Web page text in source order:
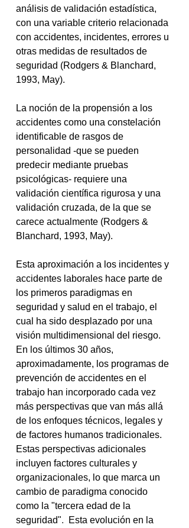
análisis de validación estadística,
con una variable criterio relacionada
con accidentes, incidentes, errores u
otras medidas de resultados de
seguridad (Rodgers & Blanchard,
1993, May).
La noción de la propensión a los
accidentes como una constelación
identificable de rasgos de
personalidad -que se pueden
predecir mediante pruebas
psicológicas- requiere una
validación científica rigurosa y una
validación cruzada, de la que se
carece actualmente (Rodgers &
Blanchard, 1993, May).
Esta aproximación a los incidentes y
accidentes laborales hace parte de
los primeros paradigmas en
seguridad y salud en el trabajo, el
cual ha sido desplazado por una
visión multidimensional del riesgo.
En los últimos 30 años,
aproximadamente, los programas de
prevención de accidentes en el
trabajo han incorporado cada vez
más perspectivas que van más allá
de los enfoques técnicos, legales y
de factores humanos tradicionales.
Estas perspectivas adicionales
incluyen factores culturales y
organizacionales, lo que marca un
cambio de paradigma conocido
como la "tercera edad de la
seguridad".
Esta evolución en la